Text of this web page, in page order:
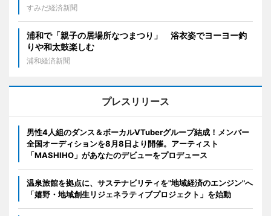
すみだ経済新聞
浦和で「親子の居場所なつまつり」 浴衣姿でヨーヨー釣
りや和太鼓楽しむ
浦和経済新聞
プレスリリース
男性4人組のダンス＆ボーカルVTuberグループ結成！メンバー
全国オーディションを8月8日より開催。アーティスト
「MASHIHO」があなたのデビューをプロデュース
温泉旅館を拠点に、サステナビリティを"地域経済のエンジン"へ
「嬉野・地域創生リジェネラティブプロジェクト」を始動